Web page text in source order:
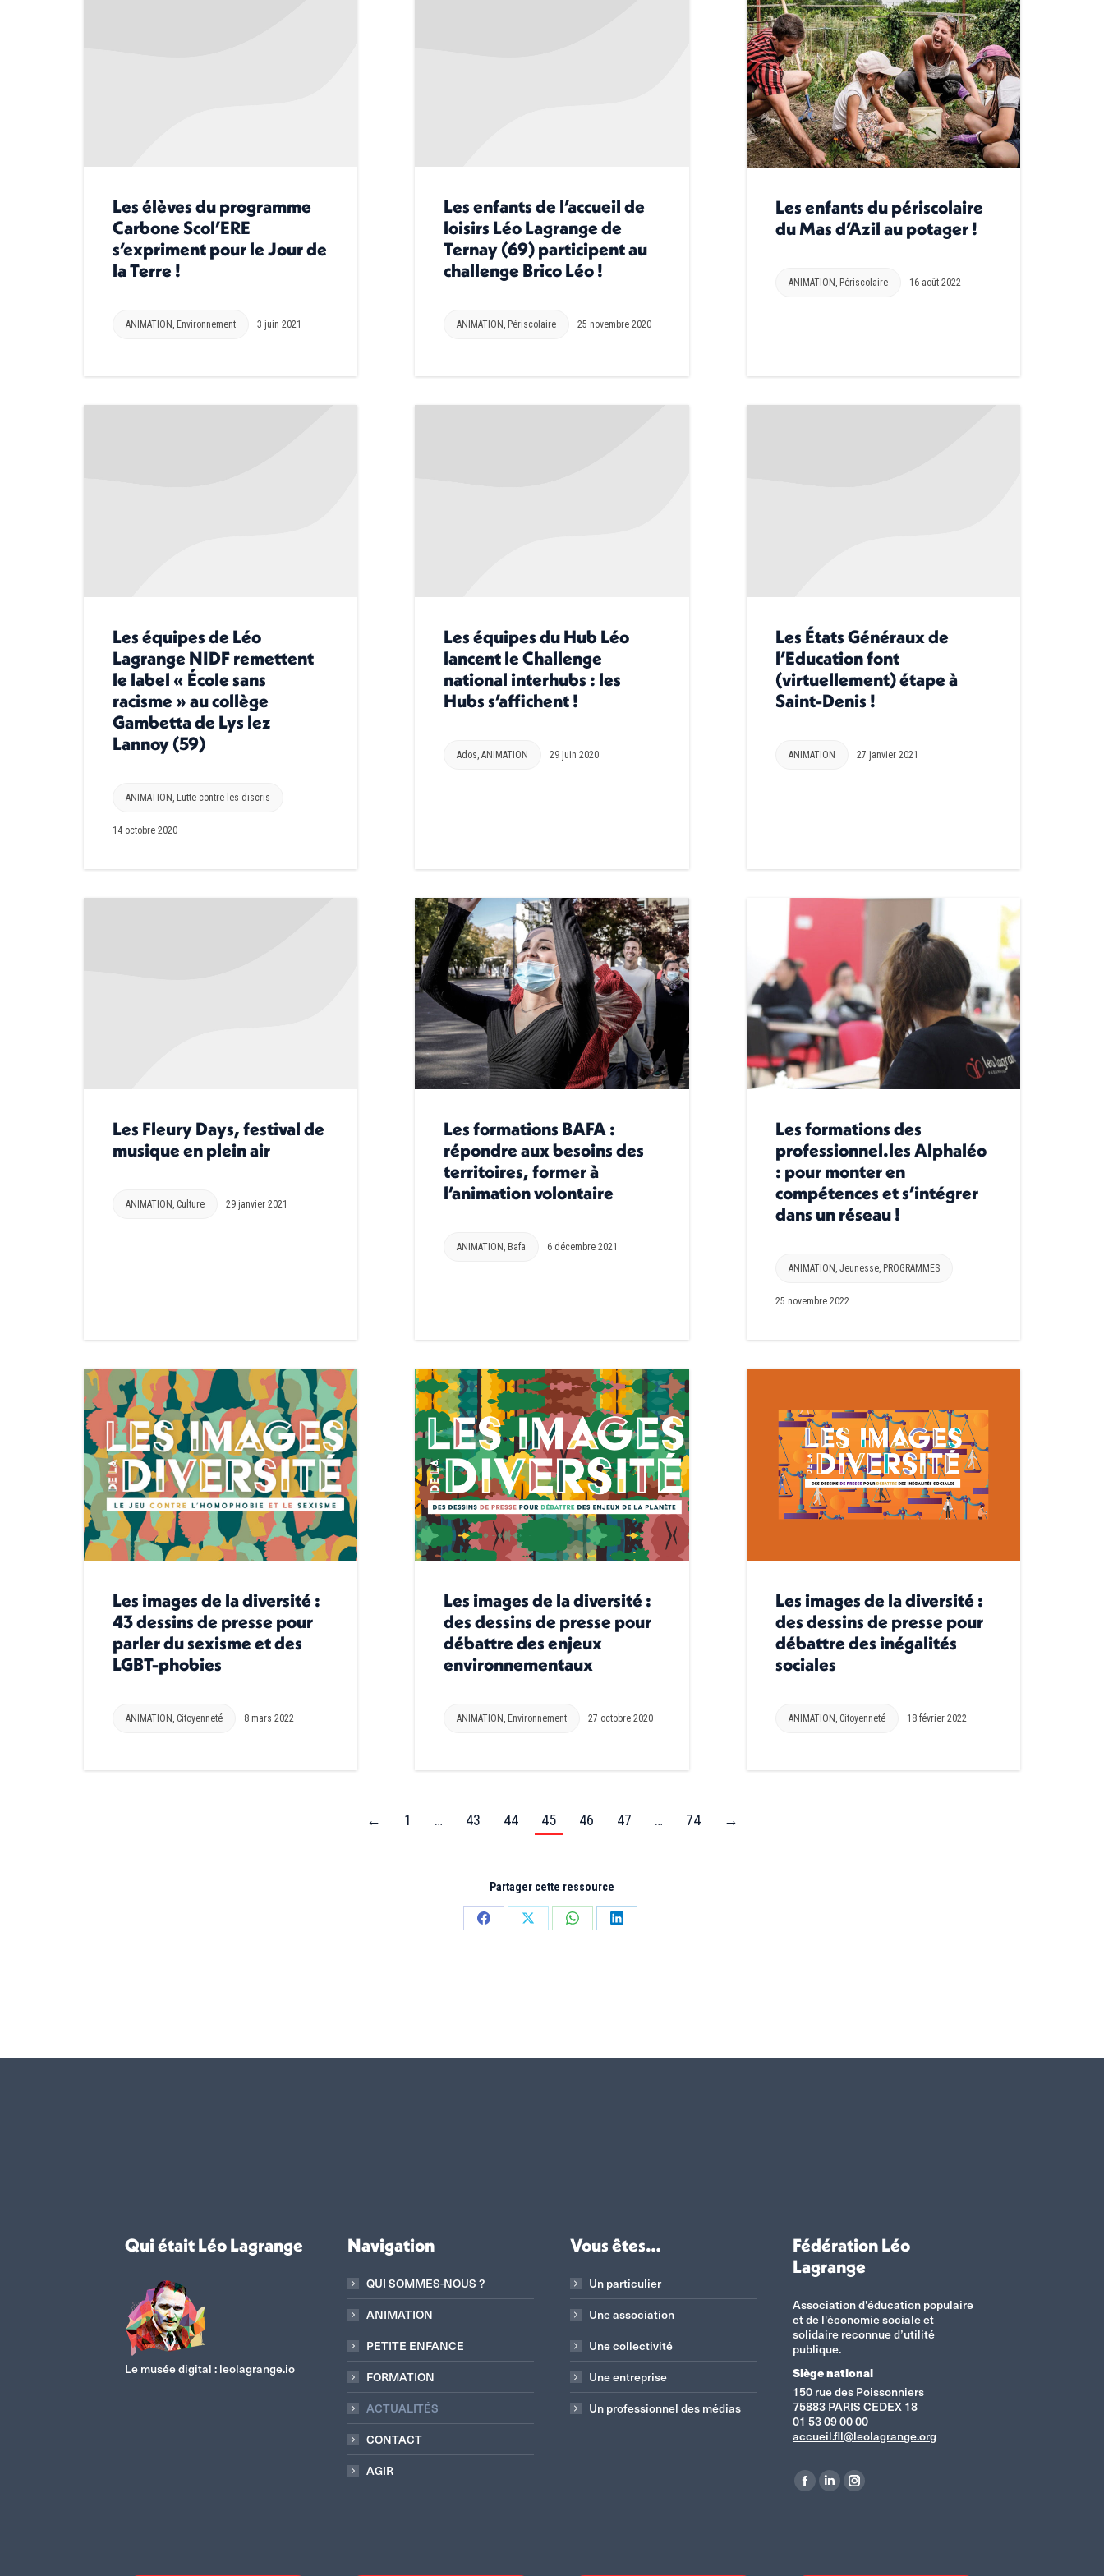
Les élèves du programme
Carbone Scol’ERE
s’expriment pour le Jour de
la Terre !
ANIMATION , Environnement 3 juin 2021
Les enfants de l’accueil de
loisirs Léo Lagrange de
Ternay (69) participent au
challenge Brico Léo !
ANIMATION , Périscolaire 25 novembre 2020
Les enfants du périscolaire
du Mas d’Azil au potager !
ANIMATION Périscolaire 16 août 2022
Les équipes de Léo
Lagrange NIDF remettent
le label « École sans
racisme » au collège
Gambetta de Lys lez
Lannoy (59)
ANIMATION Lutte contre les discris
14 octobre 2020
Les équipes du Hub Léo
lancent le Challenge
national interhubs : les
Hubs s’affichent !
Ados ,ANIMATION 29 juin 2020
Les États Généraux de
l’Education font
(virtuellement) étape à
Saint-Denis !
ANIMATION 27 janvier 2021
Les Fleury Days, festival de
musique en plein air
ANIMATION , Culture 29 janvier 2021
Les formations BAFA :
répondre aux besoins des
territoires, former à
l’animation volontaire
ANIMATION , Bafa 6 décembre 2021
Les formations des
professionnel.les Alphaléo
: pour monter en
compétences et s’intégrer
dans un réseau !
ANIMATION , Jeunesse, PROGRAMMES
25 novembre 2022
Les images de la diversité :
43 dessins de presse pour
parler du sexisme et des
LGBT-phobies
ANIMATION Citoyenneté 8 mars 2022
Les images de la diversité :
des dessins de presse pour
débattre des enjeux
environnementaux
ANIMATION Environnement 27 octobre 2020
Les images de la diversité :
des dessins de presse pour
débattre des inégalités
sociales
ANIMATION Citoyenneté 18 février 2022
← 1 … 43 44 45 46 47 … 74 →
Partager cette ressource
PartagerPartagerPartagerPartager
Qui était Léo Lagrange
Le musée digital :leolagrange.io
Navigation
QUI SOMMES-NOUS ?
ANIMATION
PETITE ENFANCE
FORMATION
ACTUALITÉS
CONTACT
AGIR
Vous êtes…
Un particulier
Une association
Une collectivité
Une entreprise
Un professionnel des médias
Fédération Léo
Lagrange
Association d'éducation populaire
et de l'économie sociale et
solidaire reconnue d’utilité
publique.
Siège national
150 rue des Poissonniers
75883 PARIS CEDEX 18
01 53 09 00 00
accueil.fll@leolagrange.org
Retrouvez-nous sur :
La
La
La